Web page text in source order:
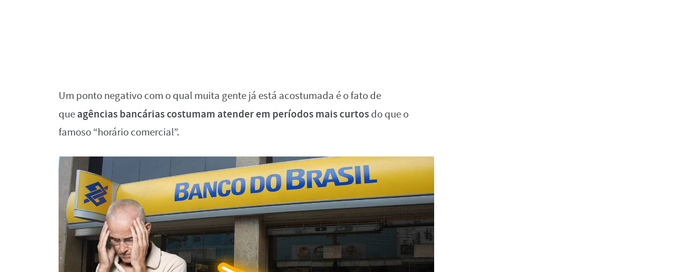
Um ponto negativo com o qual muita gente já está acostumada é o fato de
queagências bancárias costumam atender em períodos mais curtosdo que o
famoso “horário comercial”.